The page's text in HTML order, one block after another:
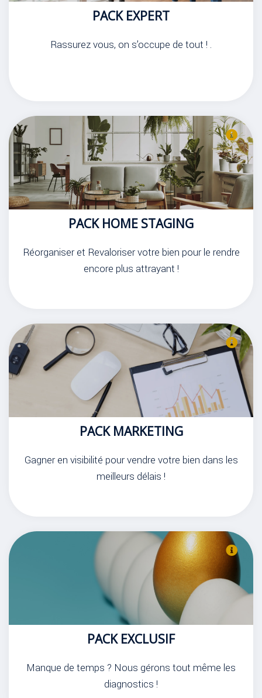
PACK EXPERT
Rassurez vous, on s’occupe de tout ! .
PACK HOME STAGING
Réorganiser et Revaloriser votre bien pour le rendre
encore plus attrayant !
PACK MARKETING
Gagner en visibilité pour vendre votre bien dans les
meilleurs délais !
PACK EXCLUSIF
Manque de temps ? Nous gérons tout même les
diagnostics !